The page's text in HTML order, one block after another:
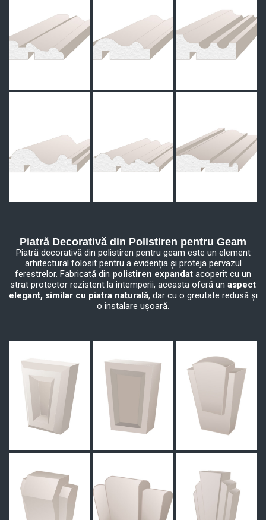
Piatră Decorativă din Polistiren pentru Geam
Piatră decorativă din polistiren pentru geam este un element
arhitectural folosit pentru a evidenția și proteja pervazul
ferestrelor. Fabricată din polistiren expandat acoperit cu un
strat protector rezistent la intemperii, aceasta oferă un aspect
elegant, similar cu piatra naturală, dar cu o greutate redusă și
o instalare ușoară.